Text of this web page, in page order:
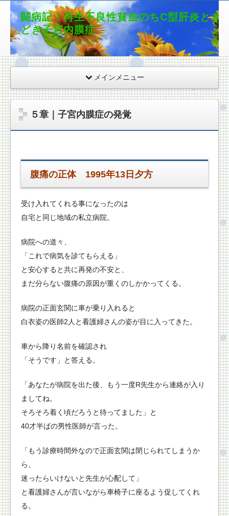
闘病記！再生不良性貧血のちC型肝炎とき
どき子宮内膜症
メインメニュー
５章｜子宮内膜症の発覚
腹痛の正体 1995年13日夕方
受け入れてくれる事になったのは
自宅と同じ地域の私立病院。
病院への道々、
「これで病気を診てもらえる」
と安心すると共に再発の不安と、
まだ分らない腹痛の原因が重くのしかかってくる。
病院の正面玄関に車が乗り入れると
白衣姿の医師2人と看護婦さんの姿が目に入ってきた。
車から降り名前を確認され
「そうです」と答える。
「あなたが病院を出た後、もう一度R先生から連絡が入り
ましてね。
そろそろ着く頃だろうと待ってました」と
40才半ばの男性医師が言った。
「もう診療時間外なので正面玄関は閉じられてしまうか
ら、
迷ったらいけないと先生が心配して」
と看護婦さんが言いながら車椅子に座るよう促してくれ
る。